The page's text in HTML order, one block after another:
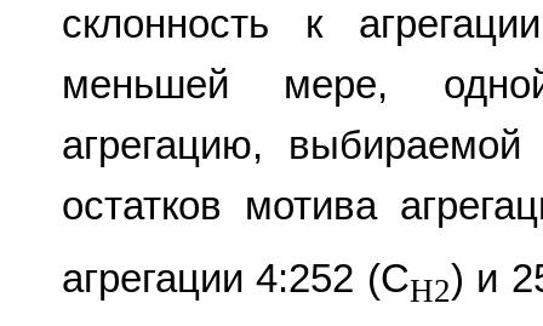
склонность к
меньшей мере,
агрегацию,
остатков мотива
агрегации 4:252 (CH2) и